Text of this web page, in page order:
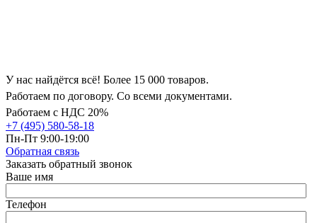
У нас найдётся всё! Более 15 000 товаров.
Работаем по договору. Со всеми документами.
Работаем с НДС 20%
+7 (495) 580-58-18
Пн-Пт 9:00-19:00
Обратная связь
Заказать обратный звонок
Ваше имя
Телефон